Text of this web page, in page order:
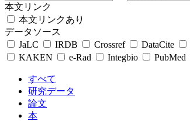
本文リンク
本文リンクあり
データソース
JaLC
IRDB Crossref DataCite
KAKEN
e-Rad Integbio PubMed
すべて
研究データ
論文
本